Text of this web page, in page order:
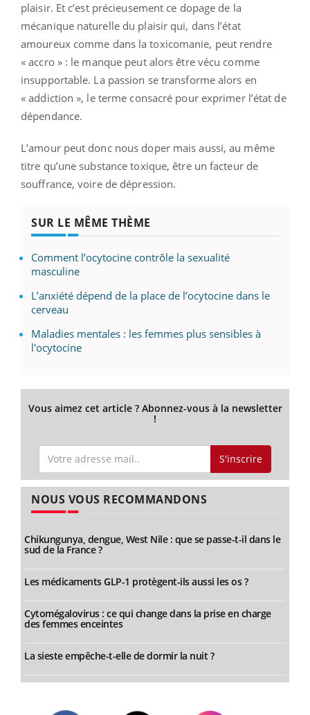
plaisir. Et c’est précieusement ce dopage de la
mécanique naturelle du plaisir qui, dans l’état
amoureux comme dans la toxicomanie, peut rendre
« accro » : le manque peut alors être vécu comme
insupportable. La passion se transforme alors en
« addiction », le terme consacré pour exprimer l’état de
dépendance.
L’amour peut donc nous doper mais aussi, au même
titre qu’une substance toxique, être un facteur de
souffrance, voire de dépression.
SUR LE MÊME THÈME
Comment l’ocytocine contrôle la sexualité
masculine
L’anxiété dépend de la place de l’ocytocine dans le
cerveau
Maladies mentales : les femmes plus sensibles à
l'ocytocine
Vous aimez cet article ? Abonnez-vous à la newsletter
!
S'inscrire
NOUS VOUS RECOMMANDONS
Chikungunya, dengue, West Nile : que se passe-t-il dans le
sud de la France ?
Les médicaments GLP-1 protègent-ils aussi les os ?
Cytomégalovirus : ce qui change dans la prise en charge
des femmes enceintes
La sieste empêche-t-elle de dormir la nuit ?